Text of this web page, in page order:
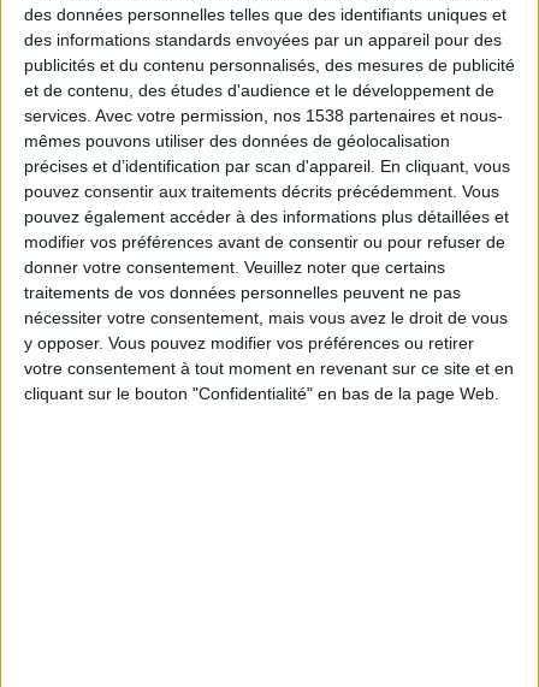
des données personnelles telles que des identifiants uniques et
des informations standards envoyées par un appareil pour des
publicités et du contenu personnalisés, des mesures de publicité
et de contenu, des études d'audience et le développement de
services. Avec votre permission, nos 1538 partenaires et nous-
mêmes pouvons utiliser des données de géolocalisation
précises et d’identification par scan d'appareil. En cliquant, vous
pouvez consentir aux traitements décrits précédemment. Vous
pouvez également accéder à des informations plus détaillées et
modifier vos préférences avant de consentir ou pour refuser de
donner votre consentement. Veuillez noter que certains
traitements de vos données personnelles peuvent ne pas
nécessiter votre consentement, mais vous avez le droit de vous
y opposer. Vous pouvez modifier vos préférences ou retirer
votre consentement à tout moment en revenant sur ce site et en
cliquant sur le bouton "Confidentialité" en bas de la page Web.
A l'hôpital, votre infirmière vérifiera votre rythme
cardiaque et votretension artérielle. Elle testera votre
urine.
Votre chirurgien vous rappellera ce qui va se passer
juste avant, pendant et juste après l'opération. Il vous
préviendra des douleurs. Cela vous permet de rester
informé(e), afin de pouvoir signer le formulaire de
consentement pour que votre chirurgien puisse vous
opérer. Lisez aussi :Que se passe-t-il avant, pendant
et après un bypass gastrique ?